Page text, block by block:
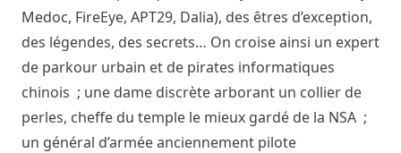
Medoc, FireEye, APT29, Dalia), des êtres d’exception,
des légendes, des secrets… On croise ainsi un expert
de parkour urbain et de pirates informatiques
chinois ; une dame discrète arborant un collier de
perles, cheffe du temple le mieux gardé de la NSA ;
un général d’armée anciennement pilote